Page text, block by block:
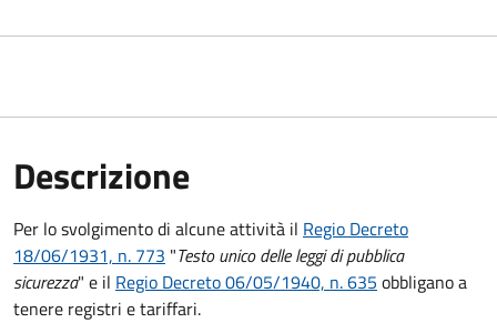
Descrizione
Per lo svolgimento di alcune attività il Regio Decreto
18/06/1931, n. 773 "Testo unico delle leggi di pubblica
sicurezza" e il Regio Decreto 06/05/1940, n. 635 obbligano a
tenere registri e tariffari.